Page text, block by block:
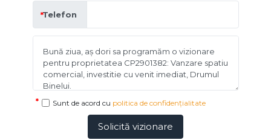
Telefon
Sunt de acord cu politica de confidențialitate
Solicită vizionare